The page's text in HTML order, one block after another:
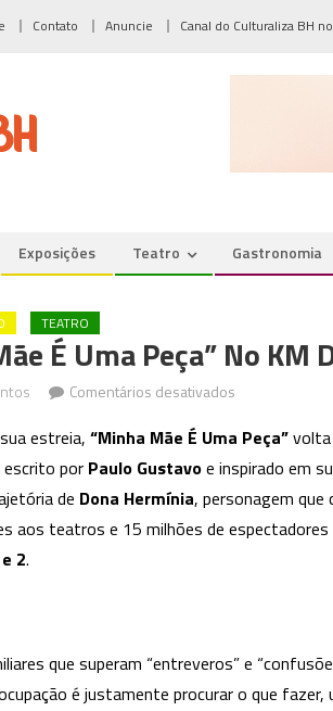
Contato Anuncie Canal do Culturaliza BH
Exposições Teatro Gastronomia
TEATRO
É Uma Peça” No KM
Comentários desativados
“Minha
Mãe
é
uma
Vantagens
Hall
estreia, “Minha Mãe É Uma Peça”
escrito por Paulo Gustavoe inspirado em
de Dona Hermínia, personagem
aos teatros e 15 milhões de
2.
que superam “entreveros” e
é justamente procurar o que